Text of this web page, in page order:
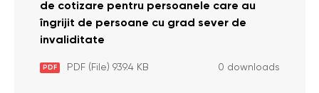
de cotizare pentru persoanele care au
îngrijit de persoane cu grad sever de
invaliditate
PDF PDF (File) 939.4 KB 0 downloads